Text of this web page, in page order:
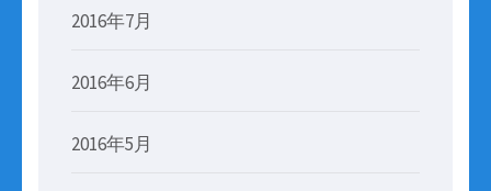
2016年7月
2016年6月
2016年5月